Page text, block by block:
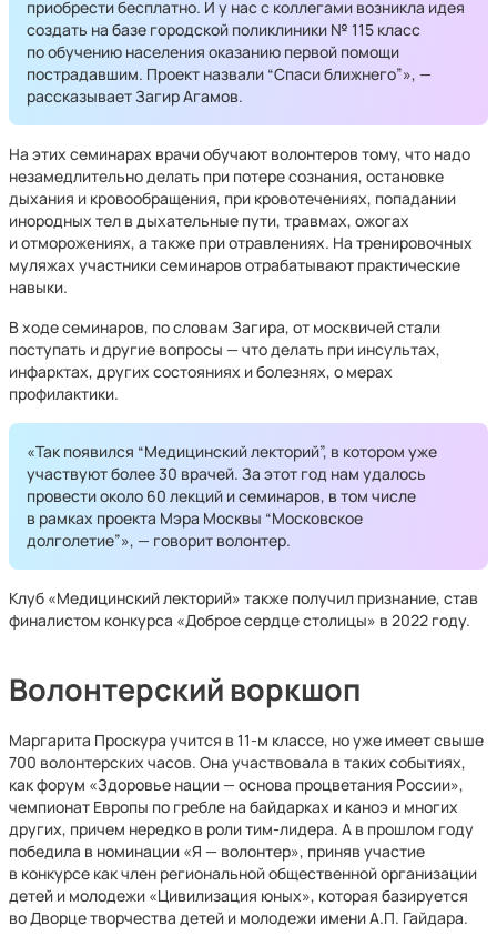
приобрести бесплатно. И у нас с коллегами возникла идея
создать на базе городской поликлиники № 115 класс
по обучению населения оказанию первой помощи
пострадавшим. Проект назвали “Спаси ближнего”», —
рассказывает Загир Агамов.
На этих семинарах врачи обучают волонтеров тому, что надо
незамедлительно делать при потере сознания, остановке
дыхания и кровообращения, при кровотечениях, попадании
инородных тел в дыхательные пути, травмах, ожогах
и отморожениях, а также при отравлениях. На тренировочных
муляжах участники семинаров отрабатывают практические
навыки.
В ходе семинаров, по словам Загира, от москвичей стали
поступать и другие вопросы — что делать при инсультах,
инфарктах, других состояниях и болезнях, о мерах
профилактики.
«Так появился “Медицинский лекторий”, в котором уже
участвуют более 30 врачей. За этот год нам удалось
провести около 60 лекций и семинаров, в том числе
в рамках проекта Мэра Москвы “Московское
долголетие”», — говорит волонтер.
Клуб «Медицинский лекторий» также получил признание, став
финалистом конкурса «Доброе сердце столицы» в 2022 году.
Волонтерский воркшоп
Маргарита Проскура учится в 11-м классе, но уже имеет свыше
700 волонтерских часов. Она участвовала в таких событиях,
как форум «Здоровье нации — основа процветания России»,
чемпионат Европы по гребле на байдарках и каноэ и многих
других, причем нередко в роли тим-лидера. А в прошлом году
победила в номинации «Я — волонтер», приняв участие
в конкурсе как член региональной общественной организации
детей и молодежи «Цивилизация юных», которая базируется
во Дворце творчества детей и молодежи имени А.П. Гайдара.